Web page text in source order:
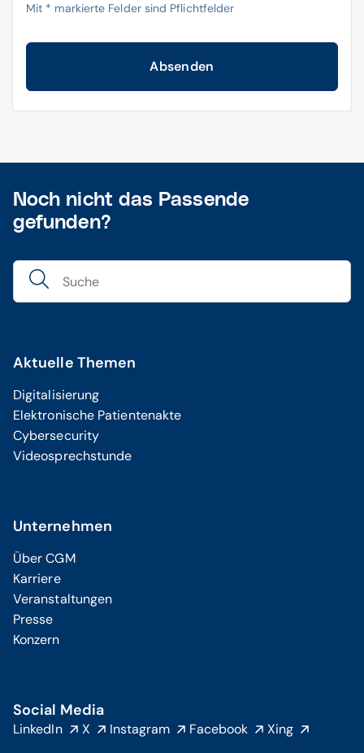
Mit * markierte Felder sind Pflichtfelder
Absenden
Noch nicht das Passende
gefunden?
Aktuelle Themen
Digitalisierung
Elektronische Patientenakte
Cybersecurity
Videosprechstunde
Unternehmen
Über CGM
Karriere
Veranstaltungen
Presse
Konzern
Social Media
LinkedIn X Instagram Facebook Xing